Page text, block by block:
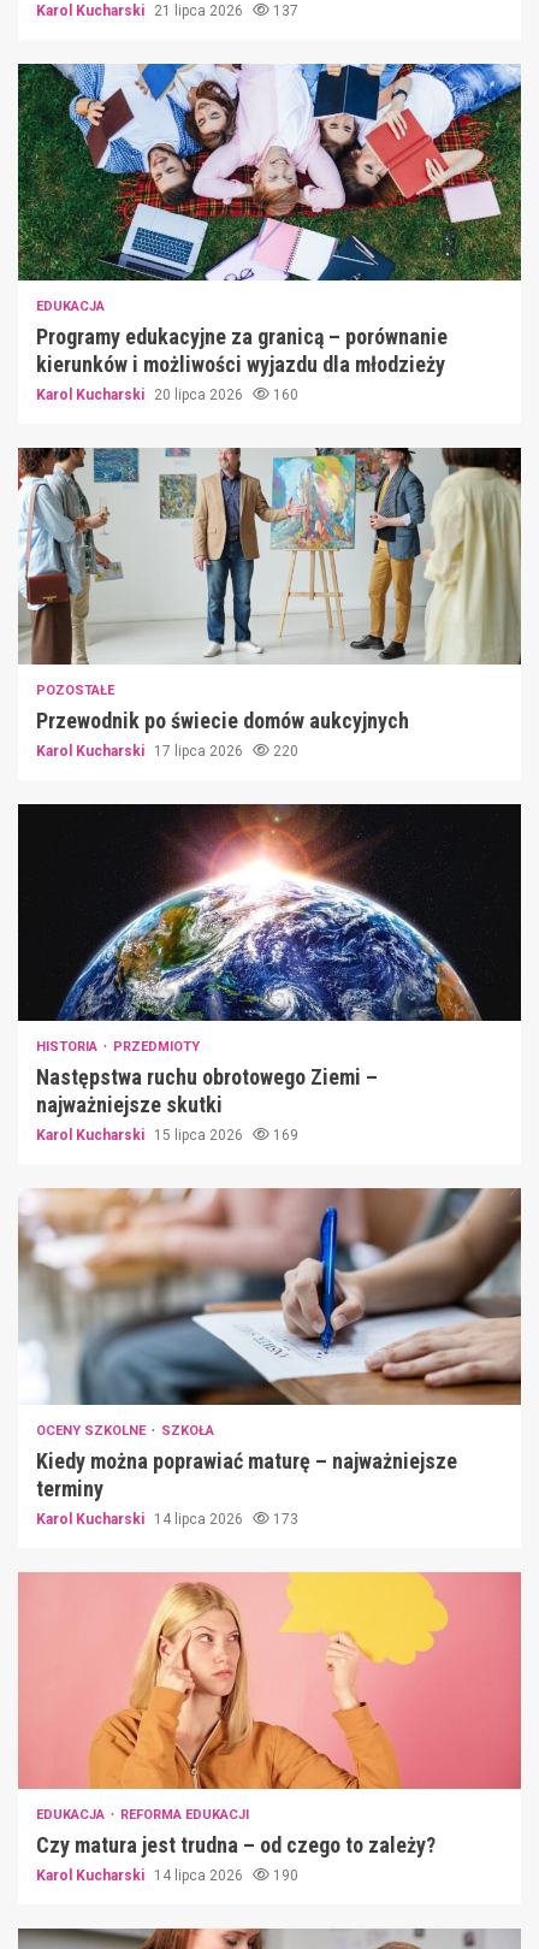
Karol Kucharski 21 lipca 2026 137
EDUKACJA
Programy edukacyjne za granicą – porównanie
kierunków i możliwości wyjazdu dla młodzieży
Karol Kucharski 20 lipca 2026 160
POZOSTAŁE
Przewodnik po świecie domów aukcyjnych
Karol Kucharski 17 lipca 2026 220
HISTORIA PRZEDMIOTY
Następstwa ruchu obrotowego Ziemi –
najważniejsze skutki
Karol Kucharski 15 lipca 2026 169
OCENY SZKOLNE SZKOŁA
Kiedy można poprawiać maturę – najważniejsze
terminy
Karol Kucharski 14 lipca 2026 173
EDUKACJA REFORMA EDUKACJI
Czy matura jest trudna – od czego to zależy?
Karol Kucharski 14 lipca 2026 190